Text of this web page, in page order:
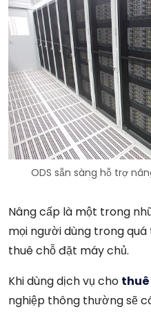
ODS sẵn sàng hỗ trợ
Nâng cấp là một trong
mọi người dùng trong
thuê chỗ đặt máy chủ.
Khi dùng dịch vụ cho thuê
nghiệp thông thường sẽ